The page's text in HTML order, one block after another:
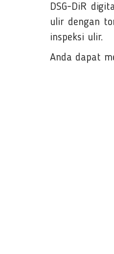
DSG-DiR
ulir dengan
inspeksi ulir.
Anda dapat